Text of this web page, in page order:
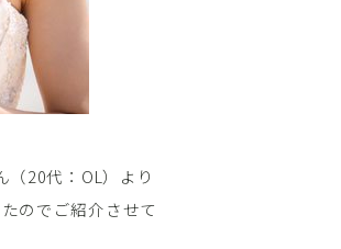
20代：OL）より
のでご紹介させて